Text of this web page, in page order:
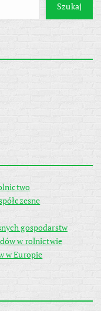
Szukaj
gospodarstw
w rolnictwie
w Europie